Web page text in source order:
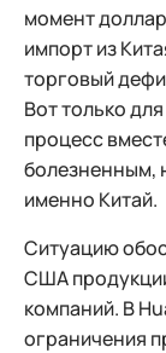
момент
импорт из
торговый
Вот только
процесс
болезненным,
именно Китай.
Ситуацию
США
компаний. В
ограничения